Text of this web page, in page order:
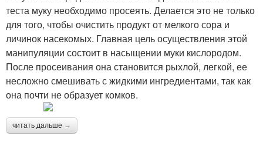
теста муку необходимо просеять. Делается это не только
для того, чтобы очистить продукт от мелкого сора и
личинок насекомых. Главная цель осуществления этой
манипуляции состоит в насыщении муки кислородом.
После просеивания она становится рыхлой, легкой, ее
несложно смешивать с жидкими ингредиентами, так как
она почти не образует комков.
читать дальше →